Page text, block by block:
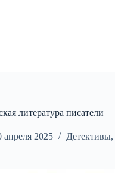
литература писатели
апреля 2025 Детективы,